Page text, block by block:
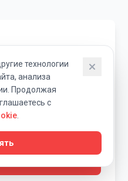
специалист
деталей заявки.
ремонт
технологии
анализа
Продолжая
с